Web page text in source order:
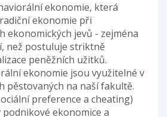
ekonomie, která
ekonomie při
ekonomických jevů - zejména
než postuluje striktně
peněžních užitků.
ekonomie jsou využitelné v
pěstovaných na naší fakultě.
preference a cheating)
podnikové ekonomice a